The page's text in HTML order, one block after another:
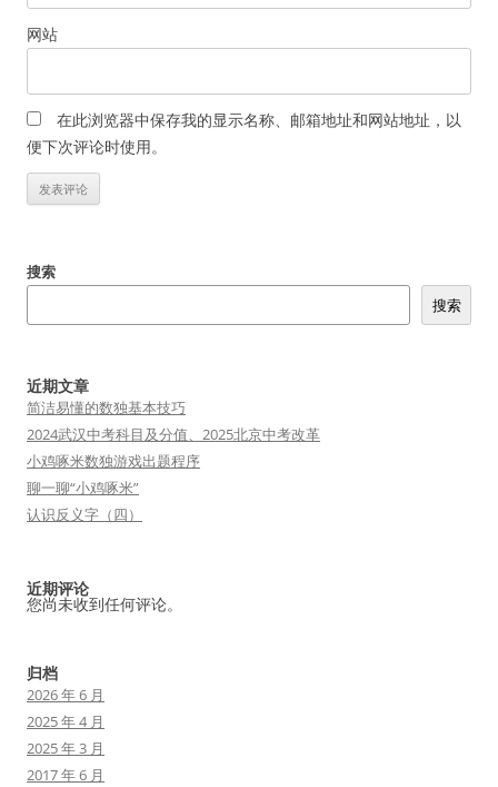
网站
在此浏览器中保存我的显示名称、邮箱地址和网站地址，以
便下次评论时使用。
搜索
搜索
近期文章
简洁易懂的数独基本技巧
2024武汉中考科目及分值、2025北京中考改革
小鸡啄米数独游戏出题程序
聊一聊“小鸡啄米”
认识反义字（四）
近期评论
您尚未收到任何评论。
归档
2026 年 6 月
2025 年 4 月
2025 年 3 月
2017 年 6 月